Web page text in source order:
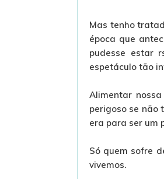
Mas tenho
época que
pudesse estar
espetáculo tão
Alimentar
perigoso se não
era para ser um
Só quem sofre
vivemos.